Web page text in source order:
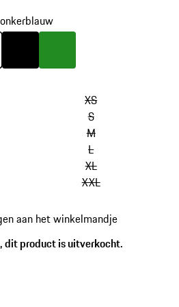
Kleur zwart
Kleur groen
XS
S
M
L
XL
XXL
aan het winkelmandje
dit product is uitverkocht.